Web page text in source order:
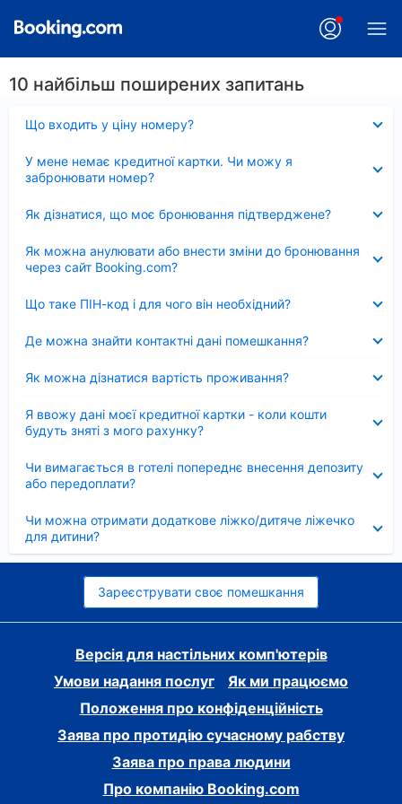
10 найбільш поширених запитань
Що входить у ціну номеру?
У мене немає кредитної картки. Чи можу я
забронювати номер?
Як дізнатися, що моє бронювання підтверджене?
Як можна анулювати або внести зміни до бронювання
через сайт Booking.com?
Що таке ПІН-код і для чого він необхідний?
Де можна знайти контактні дані помешкання?
Як можна дізнатися вартість проживання?
Я ввожу дані моєї кредитної картки - коли кошти
будуть зняті з мого рахунку?
Чи вимагається в готелі попереднє внесення депозиту
або передоплати?
Чи можна отримати додаткове ліжко/дитяче ліжечко
для дитини?
Зареєструвати своє помешкання
Версія для настільних комп'ютерів
Умови надання послуг
Як ми працюємо
Положення про конфіденційність
Заява про протидію сучасному рабству
Заява про права людини
Про компанію Booking.com